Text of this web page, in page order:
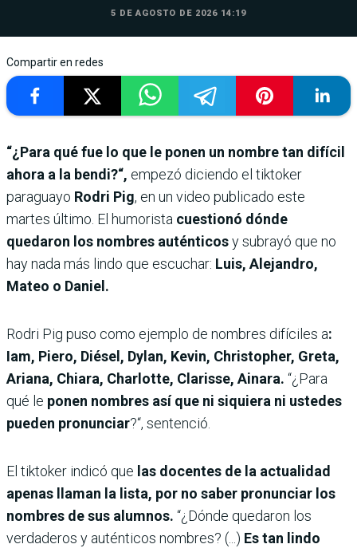
5 DE AGOSTO DE 2026 14:19
Compartir en redes
“¿Para qué fue lo que le ponen un nombre tan difícil
ahora a la bendi?“, empezó diciendo el tiktoker
paraguayo Rodri Pig, en un video publicado este
martes último. El humorista cuestionó dónde
quedaron los nombres auténticosy subrayó que no
hay nada más lindo que escuchar: Luis, Alejandro,
Mateo o Daniel.
Rodri Pig puso como ejemplo de nombres difíciles a:
Iam, Piero, Diésel, Dylan, Kevin, Christopher, Greta,
Ariana, Chiara, Charlotte, Clarisse, Ainara. “¿Para
qué le ponen nombres así que ni siquiera ni ustedes
pueden pronunciar?“, sentenció.
El tiktoker indicó que las docentes de la actualidad
apenas llaman la lista, por no saber pronunciar los
nombres de sus alumnos. “¿Dónde quedaron los
verdaderos y auténticos nombres? (...) Es tan lindo